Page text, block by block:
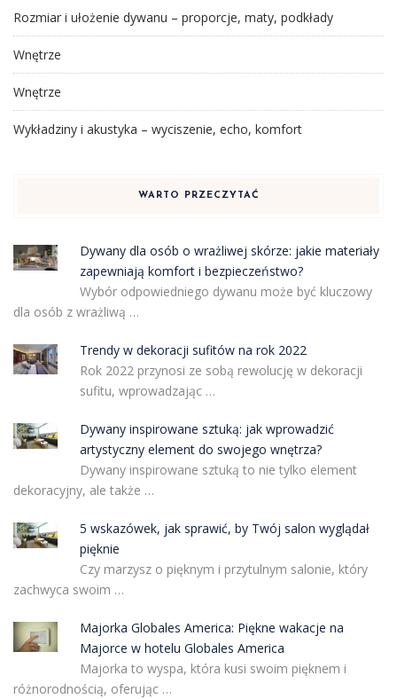
Rozmiar i ułożenie dywanu – proporcje, maty, podkłady
Wnętrze
Wnętrze
Wykładziny i akustyka – wyciszenie, echo, komfort
WARTO PRZECZYTAĆ
Dywany dla osób o wrażliwej skórze: jakie materiały
zapewniają komfort i bezpieczeństwo?
Wybór odpowiedniego dywanu może być kluczowy
dla osób z wrażliwą …
Trendy w dekoracji sufitów na rok 2022
Rok 2022 przynosi ze sobą rewolucję w dekoracji
sufitu, wprowadzając …
Dywany inspirowane sztuką: jak wprowadzić
artystyczny element do swojego wnętrza?
Dywany inspirowane sztuką to nie tylko element
dekoracyjny, ale także …
5 wskazówek, jak sprawić, by Twój salon wyglądał
pięknie
Czy marzysz o pięknym i przytulnym salonie, który
zachwyca swoim …
Majorka Globales America: Piękne wakacje na
Majorce w hotelu Globales America
Majorka to wyspa, która kusi swoim pięknem i
różnorodnością, oferując …